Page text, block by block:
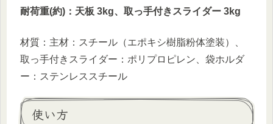
耐荷重(約)：天板 3kg、取っ手付きスライダー 3kg
材質：主材：スチール（エポキシ樹脂粉体塗装）、
取っ手付きスライダー：ポリプロピレン、袋ホルダ
ー：ステンレススチール
使い方